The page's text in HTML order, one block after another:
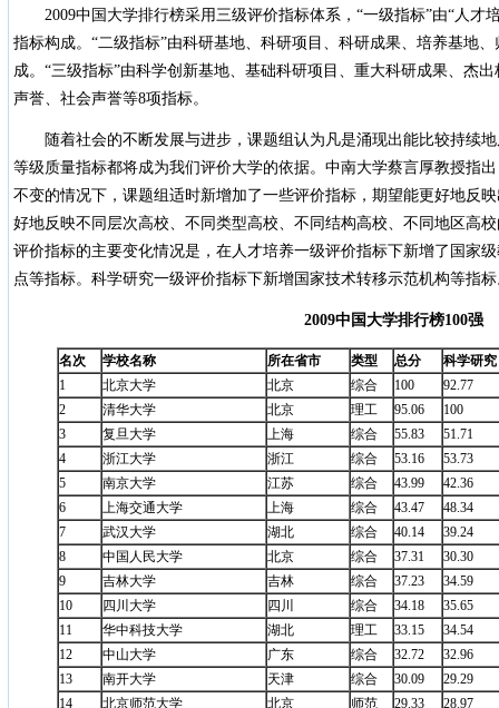
2009中国大学排行榜采用三级评价指标体系，“一级指标”由“人才
指标构成。“二级指标”由科研基地、科研项目、科研成果、培养基地
成。“三级指标”由科学创新基地、基础科研项目、重大科研成果、杰
声誉、社会声誉等8项指标。
随着社会的不断发展与进步，课题组认为凡是涌现出能比较持续
等级质量指标都将成为我们评价大学的依据。中南大学蔡言厚教授指
不变的情况下，课题组适时新增加了一些评价指标，期望能更好地反
好地反映不同层次高校、不同类型高校、不同结构高校、不同地区高
评价指标的主要变化情况是，在人才培养一级评价指标下新增了国家
点等指标。科学研究一级评价指标下新增国家技术转移示范机构等指标
2009中国大学排行榜100强
名次 学校名称 所在省市 类型 总分
科学研究
1
北京大学 北京 综合 100
92.77
2
清华大学 北京 理工 95.06
100
3
复旦大学 上海 综合 55.83
51.71
4
浙江大学 浙江 综合 53.16
53.73
5
南京大学 江苏 综合 43.99
42.36
6
上海交通大学 上海 综合 43.47
48.34
7
武汉大学 湖北 综合 40.14
39.24
8
中国人民大学 北京 综合 37.31
30.30
9
吉林大学 吉林 综合 37.23
34.59
10
四川大学 四川 综合 34.18
35.65
11
华中科技大学 湖北 理工 33.15
34.54
12
中山大学 广东 综合 32.72
32.96
13
南开大学 天津 综合 30.09
29.29
14
北京师范大学 北京 师范 29.33
28.97